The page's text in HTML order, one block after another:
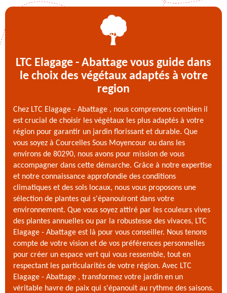
LTC Elagage - Abattage vous guide dans
le choix des végétaux adaptés à votre
region
Chez LTC Elagage - Abattage , nous comprenons combien il
est crucial de choisir les végétaux les plus adaptés à votre
région pour garantir un jardin florissant et durable. Que
vous soyez à Courcelles Sous Moyencour ou dans les
environs de 80290, nous avons pour mission de vous
accompagner dans cette démarche. Grâce à notre expertise
et notre connaissance approfondie des conditions
climatiques et des sols locaux, nous vous proposons une
sélection de plantes qui s'épanouiront dans votre
environnement. Que vous soyez attiré par les couleurs vives
des plantes annuelles ou par la robustesse des vivaces, LTC
Elagage - Abattage est là pour vous conseiller. Nous tenons
compte de votre vision et de vos préférences personnelles
pour créer un espace vert qui vous ressemble, tout en
respectant les particularités de votre région. Avec LTC
Elagage - Abattage , transformez votre jardin en un
véritable havre de paix qui s'épanouit au rythme des saisons.